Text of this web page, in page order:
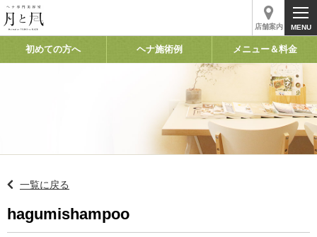
店舗案内
初めての方へ ヘナ施術例 メニュー＆料金
一覧に戻る
hagumishampoo